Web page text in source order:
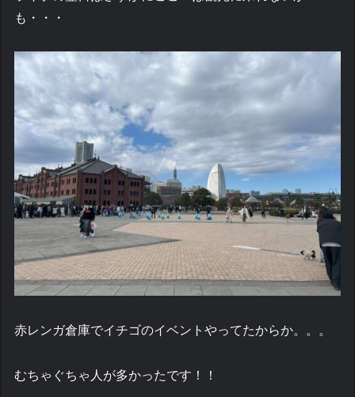
も・・・
赤レンガ倉庫でイチゴのイベントやってたからか。。。
むちゃぐちゃ人が多かったです！！